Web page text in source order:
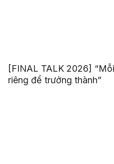
[FINAL TALK 2026]
riêng để trưởng thành”